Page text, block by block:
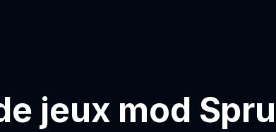
jeux mod